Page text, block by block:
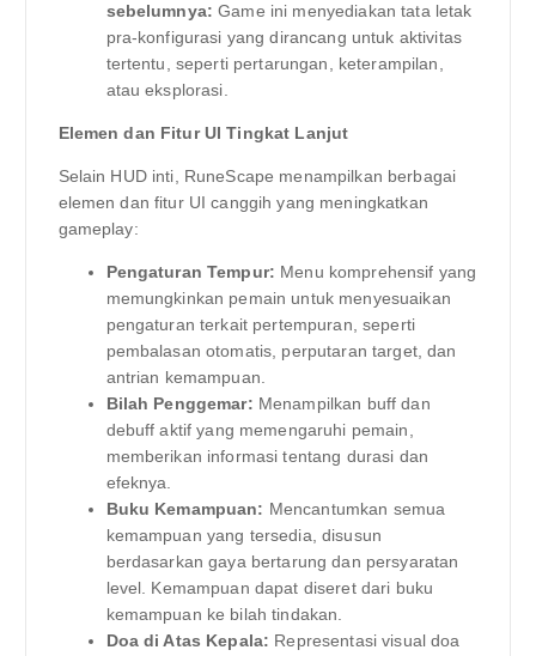
sebelumnya: Game ini menyediakan tata letak
pra-konfigurasi yang dirancang untuk aktivitas
tertentu, seperti pertarungan, keterampilan,
atau eksplorasi.
Elemen dan Fitur UI Tingkat Lanjut
Selain HUD inti, RuneScape menampilkan berbagai
elemen dan fitur UI canggih yang meningkatkan
gameplay:
Pengaturan Tempur: Menu komprehensif yang
memungkinkan pemain untuk menyesuaikan
pengaturan terkait pertempuran, seperti
pembalasan otomatis, perputaran target, dan
antrian kemampuan.
Bilah Penggemar: Menampilkan buff dan
debuff aktif yang memengaruhi pemain,
memberikan informasi tentang durasi dan
efeknya.
Buku Kemampuan: Mencantumkan semua
kemampuan yang tersedia, disusun
berdasarkan gaya bertarung dan persyaratan
level. Kemampuan dapat diseret dari buku
kemampuan ke bilah tindakan.
Doa di Atas Kepala: Representasi visual doa